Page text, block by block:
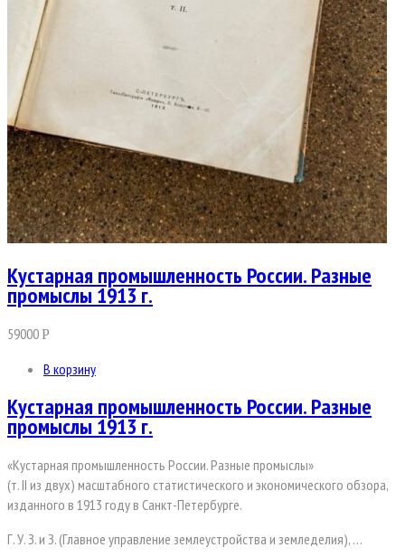
Кустарная промышленность России. Разные
промыслы 1913 г.
59000Р
В корзину
Кустарная промышленность России. Разные
промыслы 1913 г.
«Кустарная промышленность России. Разные промыслы»
(т. II из двух) масштабного статистического и экономического обзора,
изданного в 1913 году в Санкт-Петербурге.
Г. У. З. и З. (Главное управление землеустройства и земледелия), …